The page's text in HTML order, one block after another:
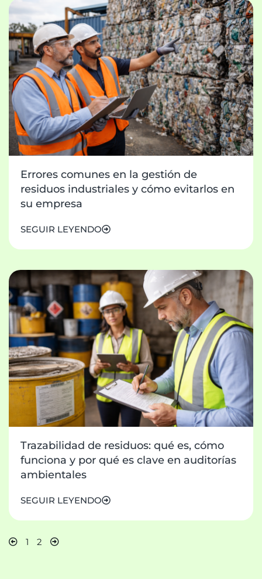
Errores comunes en la gestión de
residuos industriales y cómo evitarlos en
su empresa
SEGUIR LEYENDO
Trazabilidad de residuos: qué es, cómo
funciona y por qué es clave en auditorías
ambientales
SEGUIR LEYENDO
1 2